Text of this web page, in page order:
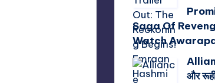
Saga Of
Watch
और